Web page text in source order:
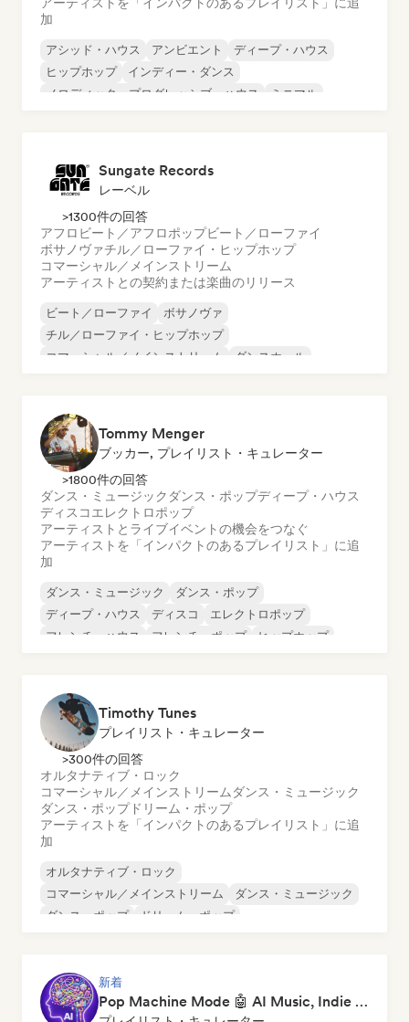
加
アシッド・ハウス アンビエント
ディープ・ハウス
ヒップホップ
インディー・ダンス
メロディック・プログレッシブ・ハウス
ミニマル
Sungate Records
レーベル
>1300件の回答
アフロビート／アフロポップビート／ローファイ
ボサノヴァチル／ローファイ・ヒップホップ
コマーシャル／メインストリーム
アーティストとの契約または楽曲のリリース
ビート／ローファイ
ボサノヴァ
チル／ローファイ・ヒップホップ
コマーシャル／メインストリーム
ダンスホール
Tommy Menger
ブッカー, プレイリスト・キュレーター
>1800件の回答
ダンス・ミュージック ダンス・ポップディープ・ハウス
ディスコエレクトロポップ
アーティストとライブイベントの機会をつなぐ
アーティストを「インパクトのあるプレイリスト」に追
加
ダンス・ミュージック
ダンス・ポップ
ディープ・ハウス
ディスコ
エレクトロポップ
フレンチ・ハウス
フレンチ・ポップ ヒップホップ
Timothy Tunes
プレイリスト・キュレーター
>300件の回答
オルタナティブ・ロック
コマーシャル／メインストリーム ダンス・ミュージック
ダンス・ポップドリーム・ポップ
アーティストを「インパクトのあるプレイリスト」に追
加
オルタナティブ・ロック
コマーシャル／メインストリーム
ダンス・ミュージック
ダンス・ポップ
ドリーム・ポップ
新着
Pop Machine Mode 🤖 AI Music, Indie Pop & Dream Pop